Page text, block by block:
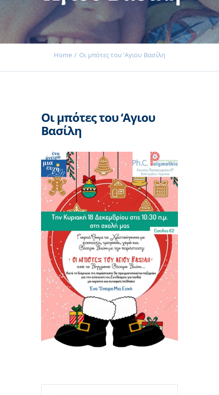
Εκδηλώσεις
Προϊόντα
Επικοινωνία
Εισφορές
Home Οι μπότες του ‘Αγιου Βασίλη
Οι μπότες του ‘Αγιου
Βασίλη